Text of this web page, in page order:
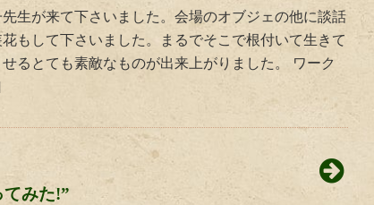
生が来て下さいました。会場のオブジェの他に談話
もして下さいました。まるでそこで根付いて生きて
るとても素敵なものが出来上がりました。 ワーク
みた!”